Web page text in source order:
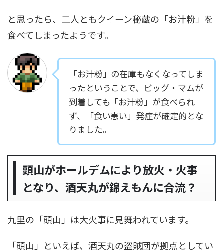
と思ったら、二人ともクイーン秘蔵の「お汁粉」を
食べてしまったようです。
「お汁粉」の在庫もなくなってしま
ったということで、ビッグ・マムが
到着しても「お汁粉」が食べられ
ず、「食い患い」発症が確定的とな
りました。
頭山がホールデムにより放火・火事
となり、酒天丸が錦えもんに合流？
九里の「頭山」は大火事に見舞われています。
「頭山」といえば、酒天丸の盗賊団が拠点としてい